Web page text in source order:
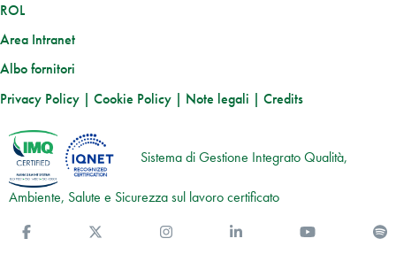
ROL
Area Intranet
Albo fornitori
Privacy Policy | Cookie Policy | Note legali | Credits
Sistema di Gestione Integrato Qualità,
Ambiente, Salute e Sicurezza sul lavoro certificato
You Tube